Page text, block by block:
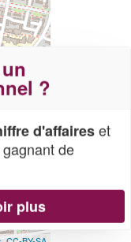
?
d'affaireset
de
plus